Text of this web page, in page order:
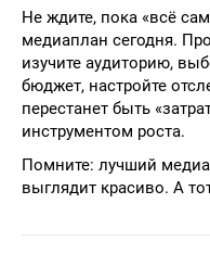
Не ждите, пока «всё
медиаплан сегодня.
изучите аудиторию,
бюджет, настройте
перестанет быть
инструментом роста.
Помните: лучший
выглядит красиво. А